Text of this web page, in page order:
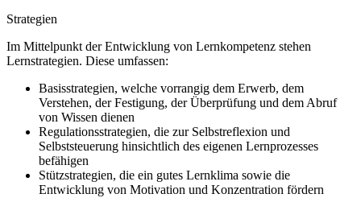
Strategien
Im Mittelpunkt der Entwicklung von Lernkompetenz stehen
Lernstrategien. Diese umfassen:
Basisstrategien, welche vorrangig dem Erwerb, dem
Verstehen, der Festigung, der Überprüfung und dem Abruf
von Wissen dienen
Regulationsstrategien, die zur Selbstreflexion und
Selbststeuerung hinsichtlich des eigenen Lernprozesses
befähigen
Stützstrategien, die ein gutes Lernklima sowie die
Entwicklung von Motivation und Konzentration fördern